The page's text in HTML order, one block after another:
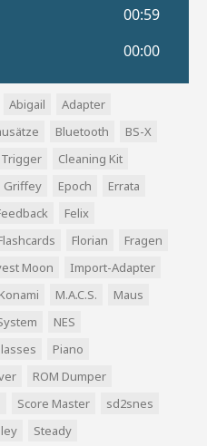
Abigail
Adapter
Bluetooth
BS-X
Cleaning Kit
Griffey Epoch
Errata
Felix
Florian
Fragen
Moon
Import-Adapter
Konami M.A.C.S.
Maus
NES
Piano
ROM Dumper
Score Master
sd2snes
Steady